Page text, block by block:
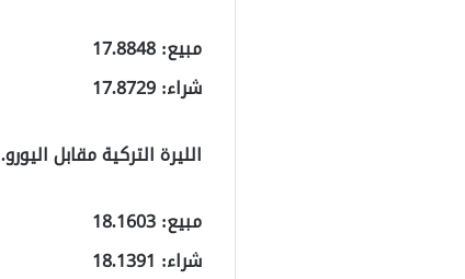
مبيع: 17.8848
شراء: 17.8729
الليرة التركية مقابل اليورو.
مبيع: 18.1603
شراء: 18.1391